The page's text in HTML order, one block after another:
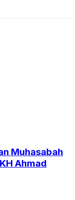
Muhasabah
Ahmad